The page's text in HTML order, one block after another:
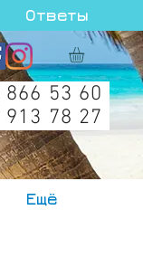
Ответы
866 53 60
913 78 27
Ещё